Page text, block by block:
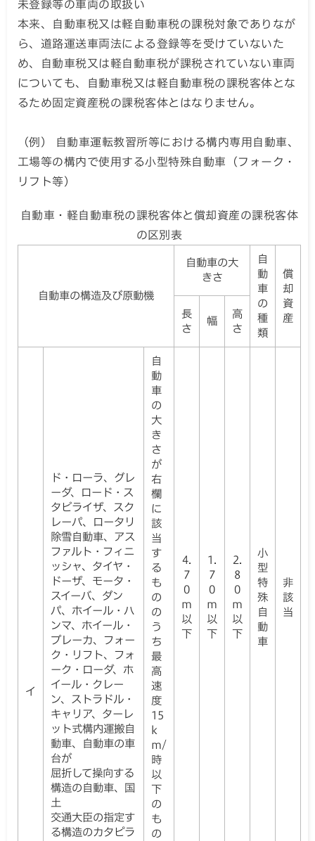
未登録等の車両の取扱い
本来、自動車税又は軽自動車税の課税対象でありなが
ら、道路運送車両法による登録等を受けていないた
め、自動車税又は軽自動車税が課税されていない車両
についても、自動車税又は軽自動車税の課税客体とな
るため固定資産税の課税客体とはなりません。
（例） 自動車運転教習所等における構内専用自動車、
工場等の構内で使用する小型特殊自動車（フォーク・
リフト等）
自動車・軽自動車税の課税客体と償却資産の課税客体
の区別表
自動車の構造及び原動機
自動車の大
きさ
自
動
車
の
種
類
償
却
資
産
長
さ
幅
高
さ
イ
ド・ローラ、グレ
ーダ、ロード・ス
タビライザ、スク
レーパ、ロータリ
除雪自動車、アス
ファルト・フィニ
ッシャ、タイヤ・
ドーザ、モータ・
スイーバ、ダン
パ、ホイール・ハ
ンマ、ホイール・
ブレーカ、フォー
ク・リフト、フォ
ーク・ローダ、ホ
イール・クレー
ン、ストラドル・
キャリア、ターレ
ット式構内運搬自
動車、自動車の車
台が
屈折して操向する
構造の自動車、国
土
交通大臣の指定す
る構造のカタピラ
自
動
車
の
大
き
さ
が
右
欄
に
該
当
す
る
も
の
の
う
ち
最
高
速
度
15
k
m/
時
以
下
の
も
の
4.
7
0
m
以
下
1.
7
0
m
以
下
2.
8
0
m
以
下
小
型
特
殊
自
動
車
非
該
当